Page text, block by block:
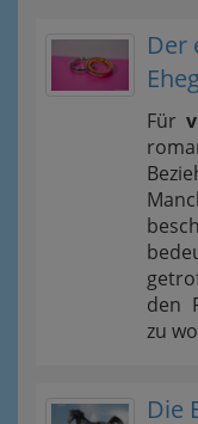
Der
Für
den
zu
Die